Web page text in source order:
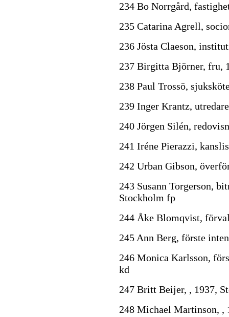
234 Bo Norrgård,
235 Catarina Agrell,
236 Jösta Claeson,
237 Birgitta Björner, fru,
238 Paul Trossö,
239 Inger Krantz,
240 Jörgen Silén,
241 Iréne Pierazzi,
242 Urban Gibson,
243 Susann Torgerson,
Stockholm fp
244 Åke Blomqvist,
245 Ann Berg, förste
246 Monica Karlsson,
kd
247 Britt Beijer, , 1937,
248 Michael Martinson, ,